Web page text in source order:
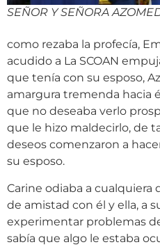
SEÑOR Y SEÑORA
como rezaba la profecía,
acudido a La SCOAN
que tenía con su esposo,
amargura tremenda hacia
que no deseaba verlo
que le hizo maldecirlo, de
deseos comenzaron a
su esposo.
Carine odiaba a cualquiera
de amistad con él y ella, a
experimentar problemas
sabía que algo le estaba